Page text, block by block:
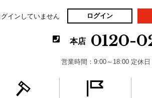
グインしていません ログイン
本店 0120-
営業時間：9:00～18:00 定休日